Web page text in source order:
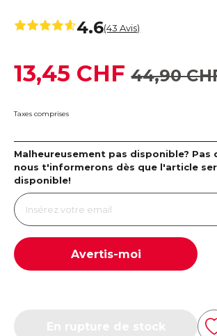
4.6(43 Avis)
44,90
13,45 CHF
Taxes comprises
Malheureusement pas disponible? Pas
nous t'informerons dès que l'article
disponible!
Avertis-moi